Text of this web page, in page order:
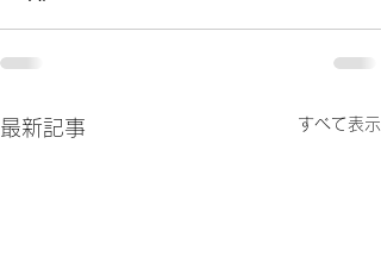
最新記事 すべて表示